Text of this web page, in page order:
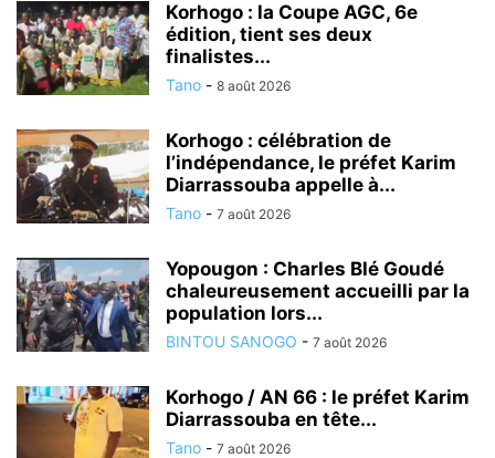
Korhogo : la Coupe AGC, 6e
édition, tient ses deux
finalistes...
Tano - 8 août 2026
Korhogo : célébration de
l’indépendance, le préfet Karim
Diarrassouba appelle à...
Tano - 7 août 2026
Yopougon : Charles Blé Goudé
chaleureusement accueilli par la
population lors...
BINTOU SANOGO - 7 août 2026
Korhogo / AN 66 : le préfet Karim
Diarrassouba en tête...
Tano - 7 août 2026